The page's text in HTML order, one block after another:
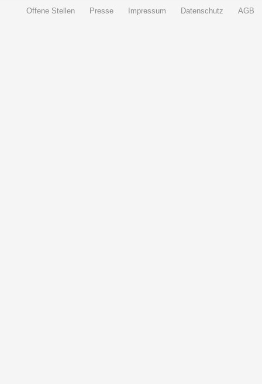
Offene Stellen Presse Impressum Datenschutz AGB